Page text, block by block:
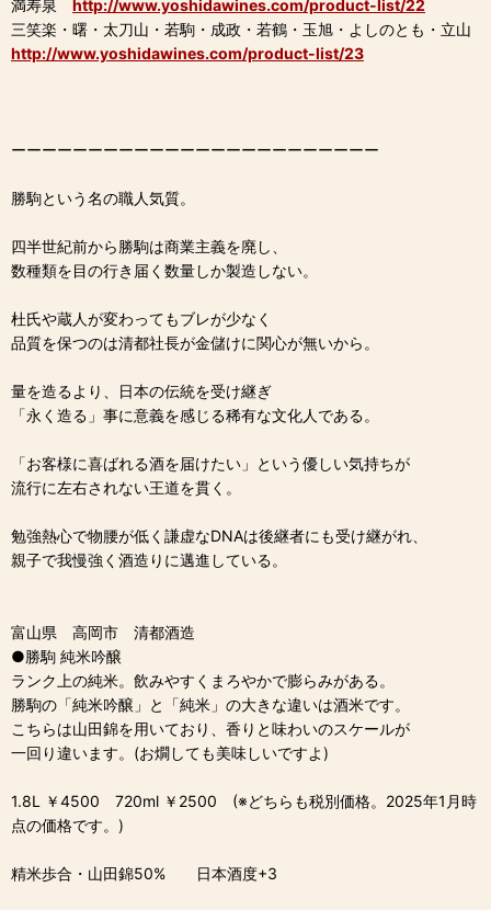
満寿泉 http://www.yoshidawines.com/product-list/22
三笑楽・曙・太刀山・若駒・成政・若鶴・玉旭・よしのとも・立山
http://www.yoshidawines.com/product-list/23
ーーーーーーーーーーーーーーーーーーーーーーーー
勝駒という名の職人気質。
四半世紀前から勝駒は商業主義を廃し、
数種類を目の行き届く数量しか製造しない。
杜氏や蔵人が変わってもブレが少なく
品質を保つのは清都社長が金儲けに関心が無いから。
量を造るより、日本の伝統を受け継ぎ
「永く造る」事に意義を感じる稀有な文化人である。
「お客様に喜ばれる酒を届けたい」という優しい気持ちが
流行に左右されない王道を貫く。
勉強熱心で物腰が低く謙虚なDNAは後継者にも受け継がれ、
親子で我慢強く酒造りに邁進している。
富山県 高岡市 清都酒造
●勝駒 純米吟醸
ランク上の純米。飲みやすくまろやかで膨らみがある。
勝駒の「純米吟醸」と「純米」の大きな違いは酒米です。
こちらは山田錦を用いており、香りと味わいのスケールが
一回り違います。(お燗しても美味しいですよ)
1.8L ￥4500 720ml ￥2500 (※どちらも税別価格。2025年1月時
点の価格です。)
精米歩合・山田錦50% 日本酒度+3